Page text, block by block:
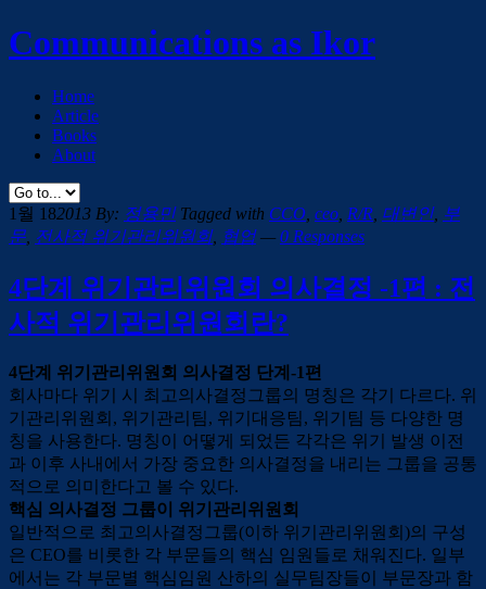
Communications as Ikor
Home
Article
Books
About
1월 182013 By: 정용민Tagged with CCO ceo R/R 대변인, 부
문 전사적 위기관리위원회, 협업— 0 Responses
4단계 위기관리위원회 의사결정 -1편 : 전
사적 위기관리위원회란?
4단계 위기관리위원회 의사결정 단계-1편
회사마다 위기 시 최고의사결정그룹의 명칭은 각기 다르다. 위
기관리위원회, 위기관리팀, 위기대응팀, 위기팀 등 다양한 명
칭을 사용한다. 명칭이 어떻게 되었든 각각은 위기 발생 이전
과 이후 사내에서 가장 중요한 의사결정을 내리는 그룹을 공통
적으로 의미한다고 볼 수 있다.
핵심 의사결정 그룹이 위기관리위원회
일반적으로 최고의사결정그룹(이하 위기관리위원회)의 구성
은 CEO를 비롯한 각 부문들의 핵심 임원들로 채워진다. 일부
에서는 각 부문별 핵심임원 산하의 실무팀장들이 부문장과 함